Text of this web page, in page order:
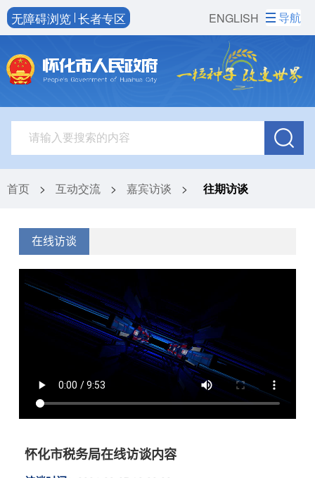
ENGLISH
无障碍浏览 长者专区 导航
首页 > 互动交流 > 嘉宾访谈 > 往期访谈